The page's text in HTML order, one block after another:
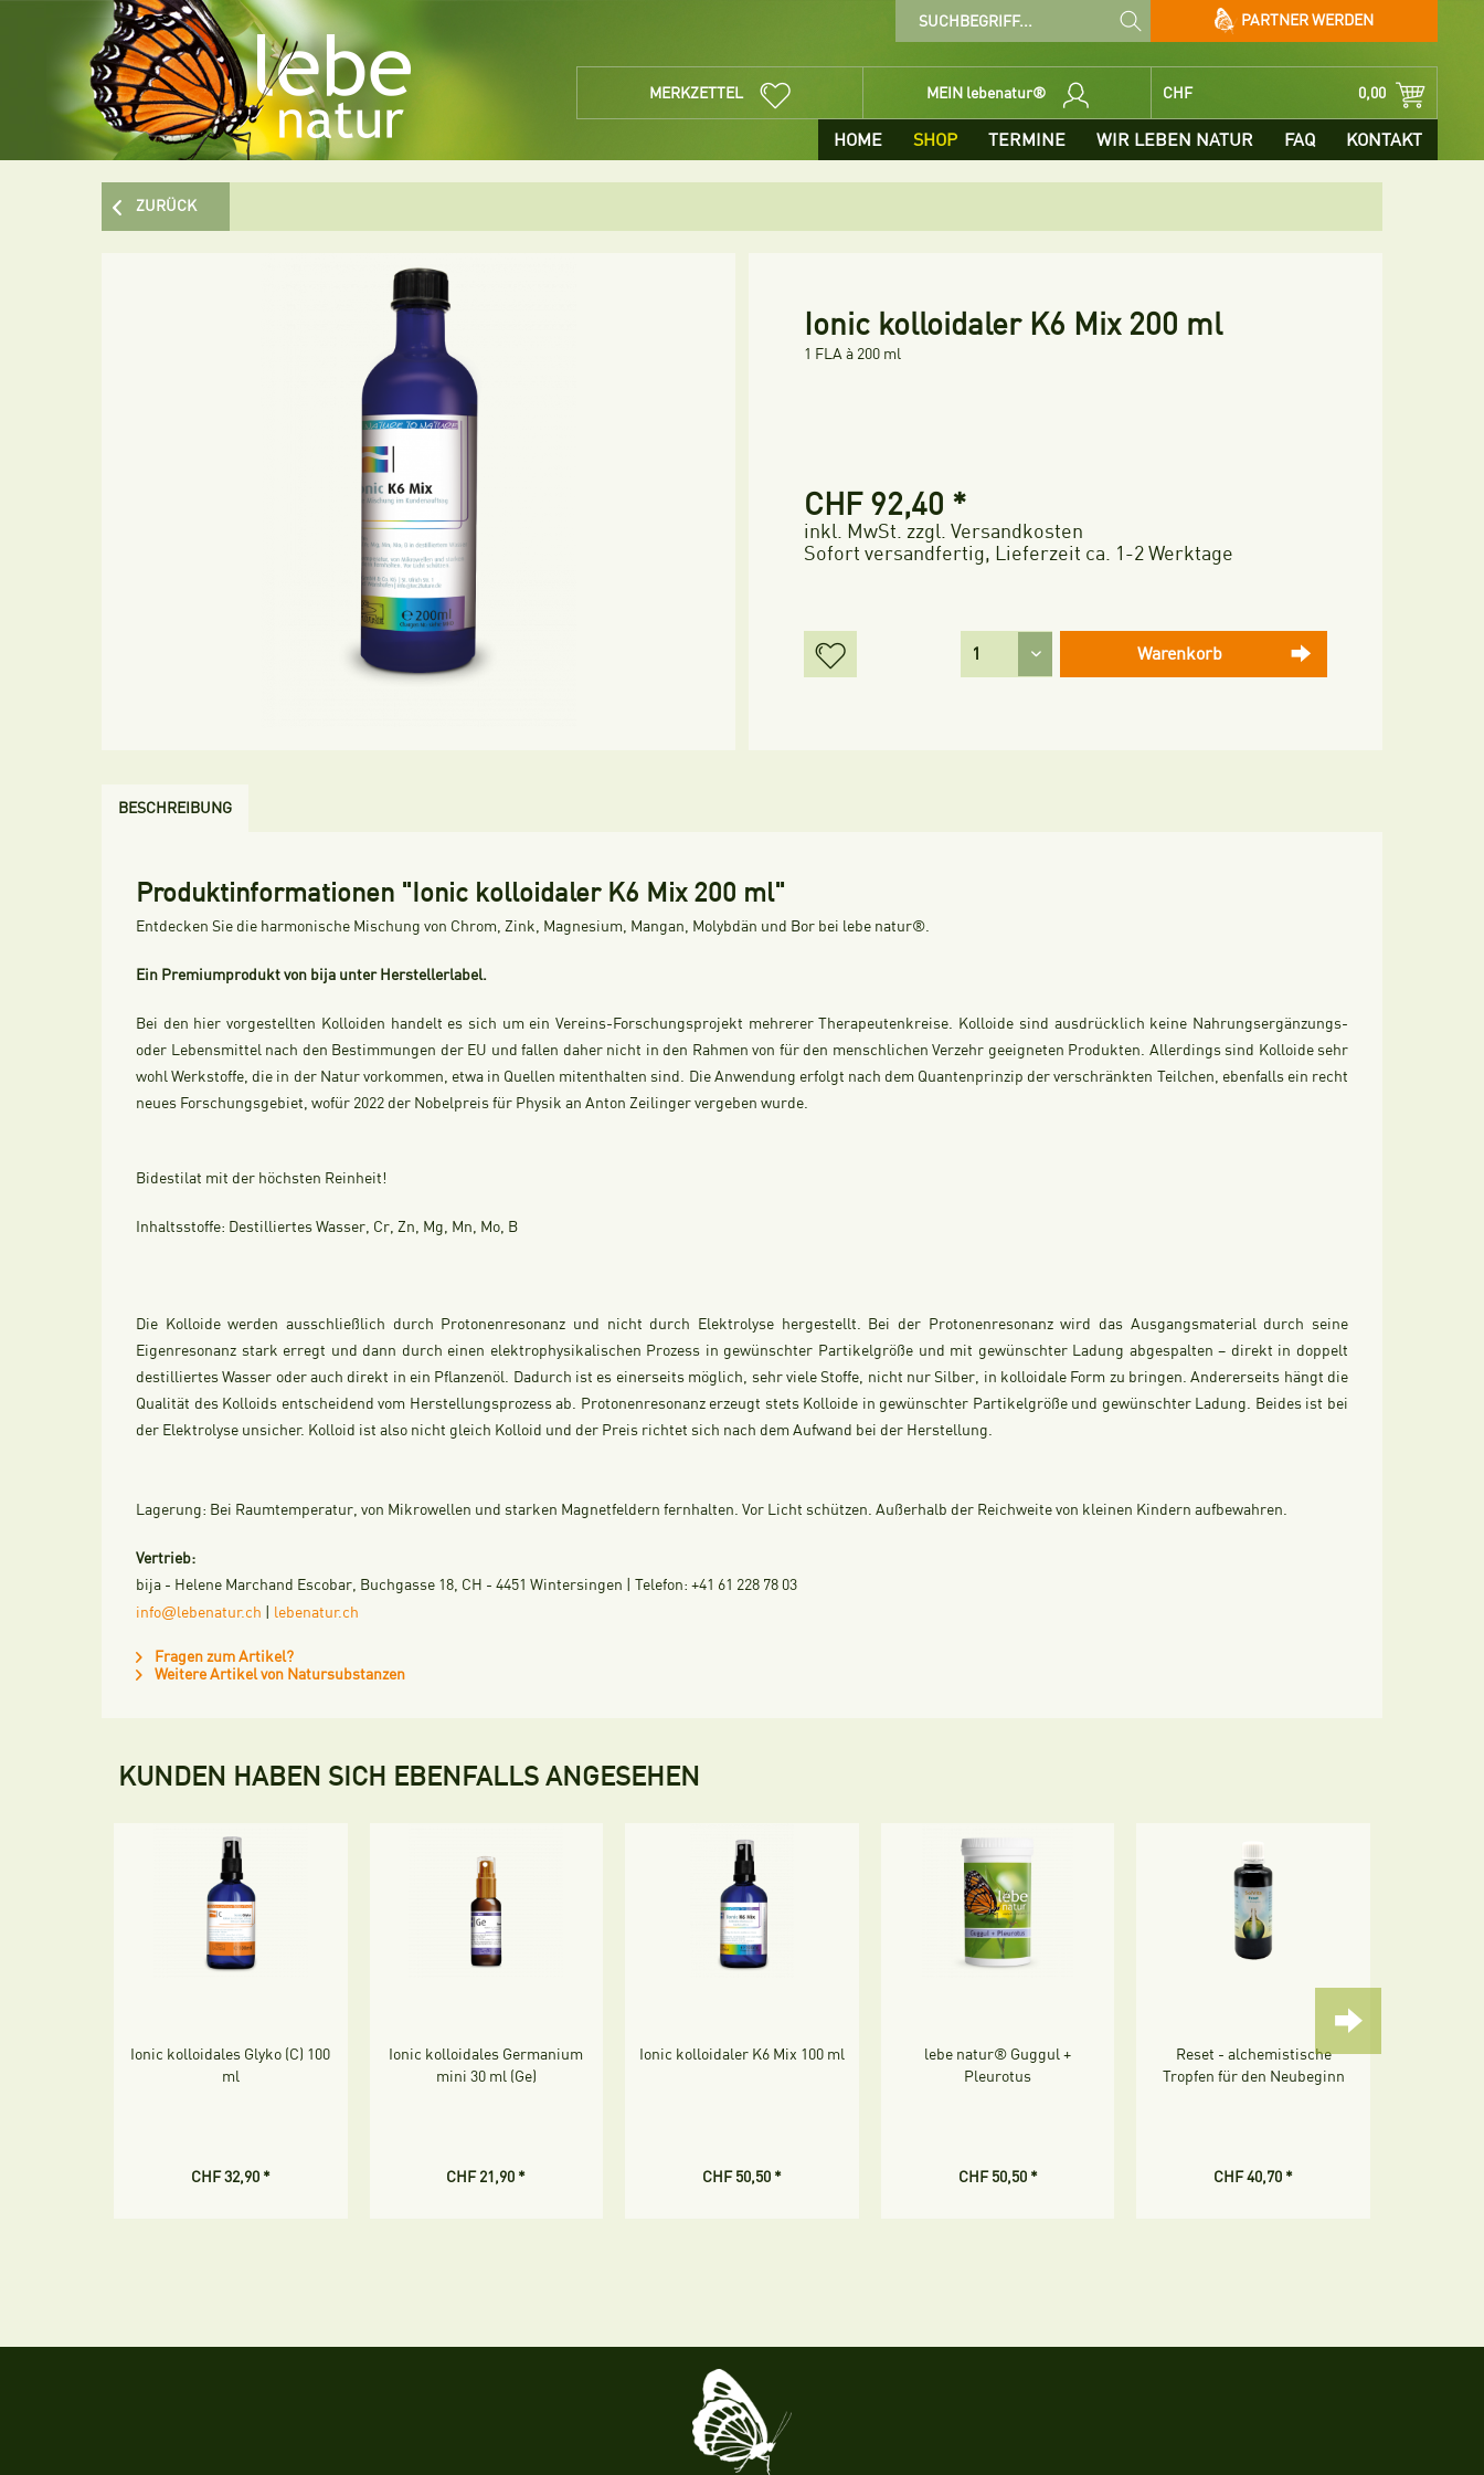
PARTNER WERDEN
MERKZETTEL MEIN lebenatur® CHF 0,00
HOME SHOP TERMINE WIR LEBEN NATUR FAQ KONTAKT
ZURÜCK
Ionic kolloidaler K6 Mix 200 ml
1 FLA à 200 ml
CHF 92,40 *
inkl. MwSt. zzgl. Versandkosten
Sofort versandfertig, Lieferzeit ca. 1-2 Werktage
Warenkorb
BESCHREIBUNG
Produktinformationen "Ionic kolloidaler K6 Mix 200 ml"
Entdecken Sie die harmonische Mischung von Chrom, Zink, Magnesium, Mangan, Molybdän und Bor bei lebe natur®.
Ein Premiumprodukt von bija unter Herstellerlabel.
Bei den hier vorgestellten Kolloiden handelt es sich um ein Vereins-Forschungsprojekt mehrerer Therapeutenkreise. Kolloide sind ausdrücklich keine Nahrungsergänzungs-
oder Lebensmittel nach den Bestimmungen der EU und fallen daher nicht in den Rahmen von für den menschlichen Verzehr geeigneten Produkten. Allerdings sind Kolloide sehr
wohl Werkstoffe, die in der Natur vorkommen, etwa in Quellen mitenthalten sind. Die Anwendung erfolgt nach dem Quantenprinzip der verschränkten Teilchen, ebenfalls ein recht
neues Forschungsgebiet, wofür 2022 der Nobelpreis für Physik an Anton Zeilinger vergeben wurde.
Bidestilat mit der höchsten Reinheit!
Inhaltsstoffe: Destilliertes Wasser, Cr, Zn, Mg, Mn, Mo, B
Die Kolloide werden ausschließlich durch Protonenresonanz und nicht durch Elektrolyse hergestellt. Bei der Protonenresonanz wird das Ausgangsmaterial durch seine
Eigenresonanz stark erregt und dann durch einen elektrophysikalischen Prozess in gewünschter Partikelgröße und mit gewünschter Ladung abgespalten – direkt in doppelt
destilliertes Wasser oder auch direkt in ein Pflanzenöl. Dadurch ist es einerseits möglich, sehr viele Stoffe, nicht nur Silber, in kolloidale Form zu bringen. Andererseits hängt die
Qualität des Kolloids entscheidend vom Herstellungsprozess ab. Protonenresonanz erzeugt stets Kolloide in gewünschter Partikelgröße und gewünschter Ladung. Beides ist bei
der Elektrolyse unsicher. Kolloid ist also nicht gleich Kolloid und der Preis richtet sich nach dem Aufwand bei der Herstellung.
Lagerung: Bei Raumtemperatur, von Mikrowellen und starken Magnetfeldern fernhalten. Vor Licht schützen. Außerhalb der Reichweite von kleinen Kindern aufbewahren.
Vertrieb:
bija - Helene Marchand Escobar, Buchgasse 18, CH - 4451 Wintersingen | Telefon: +41 61 228 78 03
info@lebenatur.ch lebenatur.ch
Fragen zum Artikel?
Weitere Artikel von Natursubstanzen
KUNDEN HABEN SICH EBENFALLS ANGESEHEN
Ionic kolloidales Glyko (C) 100
ml
CHF 32,90 *
Ionic kolloidales Germanium
mini 30 ml (Ge)
CHF 21,90 *
Ionic kolloidaler K6 Mix 100 ml
CHF 50,50 *
lebe natur® Guggul +
Pleurotus
CHF 50,50 *
Reset - alchemistische
Tropfen für den Neubeginn
CHF 40,70 *